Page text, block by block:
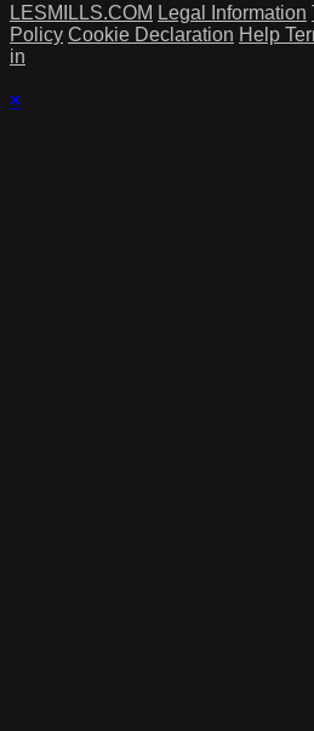
LESMILLS.COM Legal Information
Policy Cookie Declaration Help
in
×